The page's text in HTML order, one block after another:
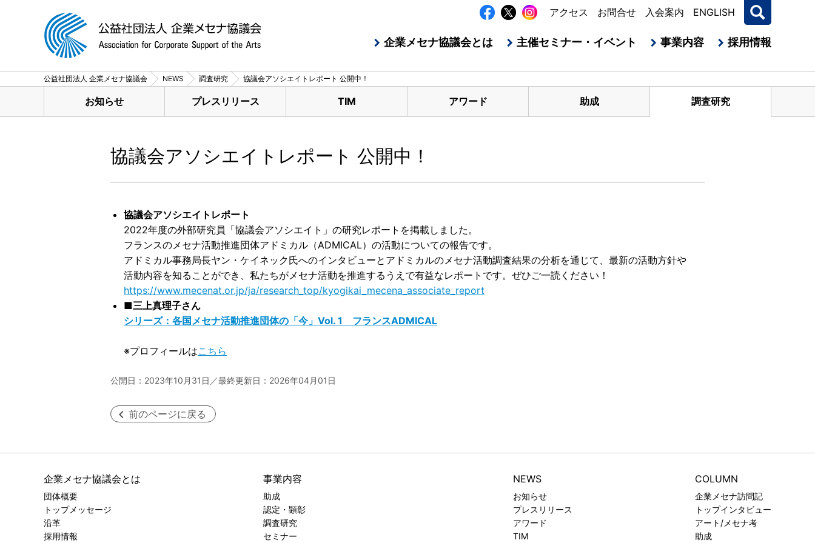
アクセス お問合せ 入会案内 ENGLISH
企業メセナ協議会とは 主催セミナー・イベント 事業内容 採用情報
公益社団法人 企業メセナ協議会 NEWS 調査研究 協議会アソシエイトレポート 公開中！
お知らせ プレスリリース TIM アワード 助成 調査研究
協議会アソシエイトレポート 公開中！
協議会アソシエイトレポート
2022年度の外部研究員「協議会アソシエイト」の研究レポートを掲載しました。
フランスのメセナ活動推進団体アドミカル（ADMICAL）の活動についての報告です。
アドミカル事務局長ヤン・ケイネック氏へのインタビューとアドミカルのメセナ活動調査結果の分析を通じて、最新の活動方針や
活動内容を知ることができ、私たちがメセナ活動を推進するうえで有益なレポートです。ぜひご一読ください！
https://www.mecenat.or.jp/ja/research_top/kyogikai_mecena_associate_report
■三上真理子さん
シリーズ：各国メセナ活動推進団体の「今」Vol. 1 フランスADMICAL
※プロフィールはこちら
公開日：2023年10月31日／最終更新日：2026年04月01日
前のページに戻る
企業メセナ協議会とは
団体概要
トップメッセージ
沿革
採用情報
事業内容
助成
認定・顕彰
調査研究
セミナー
NEWS
お知らせ
プレスリリース
アワード
TIM
COLUMN
企業メセナ訪問記
トップインタビュー
アート/メセナ考
助成